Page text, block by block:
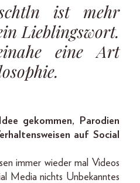
ist mehr
Lieblingswort.
eine Art
gekommen, Parodien
auf Social
immer wieder mal Videos
Media nichts Unbekanntes